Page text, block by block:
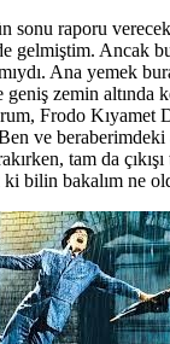
sonu raporu
gelmiştim. Ancak
Ana yemek
zemin altında
Frodo Kıyamet
ve
tam da
ki bilin bakalım ne